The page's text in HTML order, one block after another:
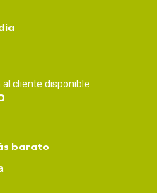
cliente disponible
barato